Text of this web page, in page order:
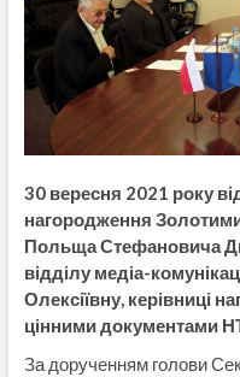
30 вересня 2021 року
нагородження
Польща Стефановича
відділу медіа-
Олексіївну, керівниці
цінними документами
За дорученням голови